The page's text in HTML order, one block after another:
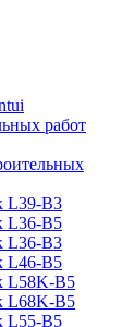
работ
L39-B3
L36-B5
L36-B3
L46-B5
L58K-B5
L68K-B5
L55-B5